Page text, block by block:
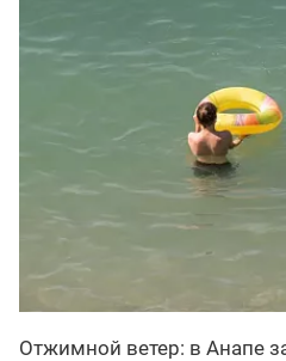
Отжимной ветер: в Анапе